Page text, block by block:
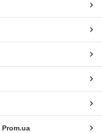
Prom.ua